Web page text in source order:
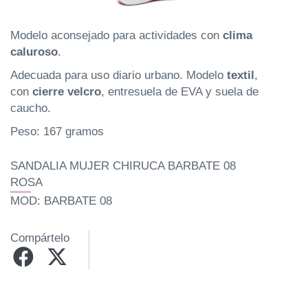
Modelo aconsejado para actividades con clima
caluroso.
Adecuada para uso diario urbano. Modelo textil,
con cierre velcro, entresuela de EVA y suela de
caucho.
Peso: 167 gramos
SANDALIA MUJER CHIRUCA BARBATE 08
ROSA
MOD: BARBATE 08
Compártelo